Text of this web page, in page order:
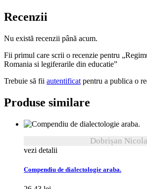
Recenzii
Nu există recenzii până acum.
Fii primul care scrii o recenzie pentru
Romania si legiferarile din educatie”
Trebuie să fii autentificat pentru a publica o
Produse similare
Dobrișan
vezi detalii
Compendiu de dialectologie araba.